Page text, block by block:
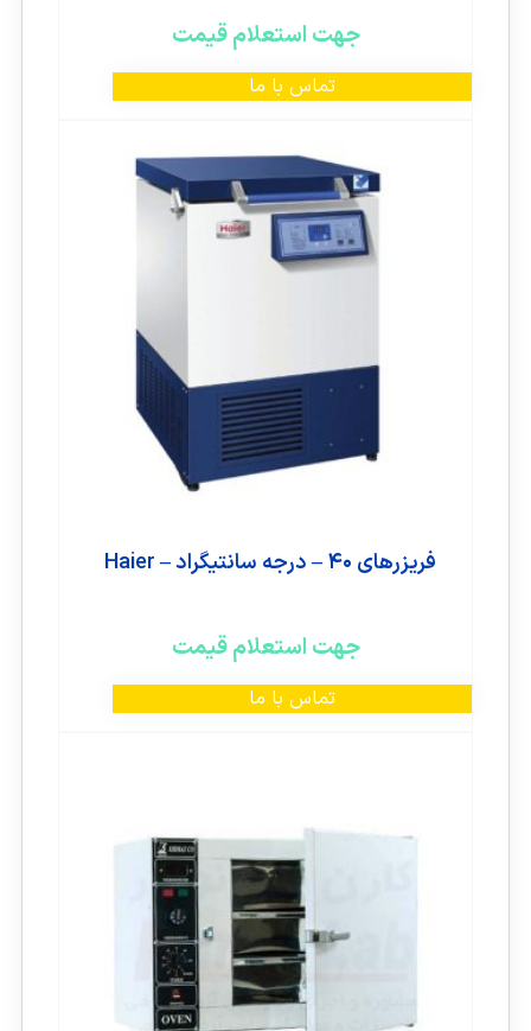
جهت استعلام قیمت
تماس با ما
فریزرهای ۴۰ – درجه سانتیگراد – Haier
جهت استعلام قیمت
تماس با ما